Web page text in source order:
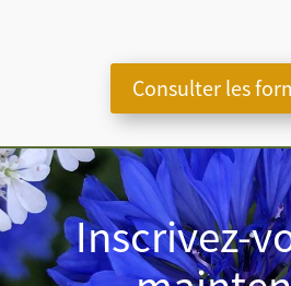
Consulter les
Inscrivez-